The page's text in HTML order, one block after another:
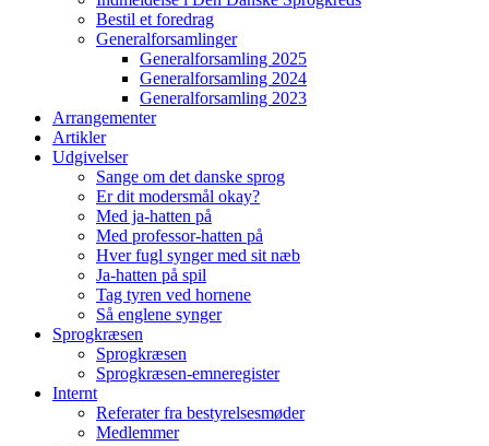
Bestil et foredrag
Generalforsamlinger
Generalforsamling 2025
Generalforsamling 2024
Generalforsamling 2023
Arrangementer
Artikler
Udgivelser
Sange om det danske sprog
Er dit modersmål okay?
Med ja-hatten på
Med professor-hatten på
Hver fugl synger med sit næb
Ja-hatten på spil
Tag tyren ved hornene
Så englene synger
Sprogkræsen
Sprogkræsen
Sprogkræsen-emneregister
Internt
Referater fra bestyrelsesmøder
Medlemmer